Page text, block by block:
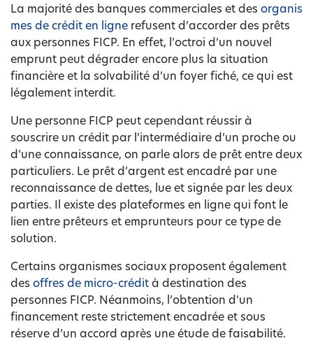
La majorité des banques commerciales et des organis
mes de crédit en ligne refusent d’accorder des prêts
aux personnes FICP. En effet, l’octroi d’un nouvel
emprunt peut dégrader encore plus la situation
financière et la solvabilité d’un foyer fiché, ce qui est
légalement interdit.
Une personne FICP peut cependant réussir à
souscrire un crédit par l’intermédiaire d’un proche ou
d’une connaissance, on parle alors de prêt entre deux
particuliers. Le prêt d’argent est encadré par une
reconnaissance de dettes, lue et signée par les deux
parties. Il existe des plateformes en ligne qui font le
lien entre prêteurs et emprunteurs pour ce type de
solution.
Certains organismes sociaux proposent également
des offres de micro-crédità destination des
personnes FICP. Néanmoins, l’obtention d’un
financement reste strictement encadrée et sous
réserve d’un accord après une étude de faisabilité.